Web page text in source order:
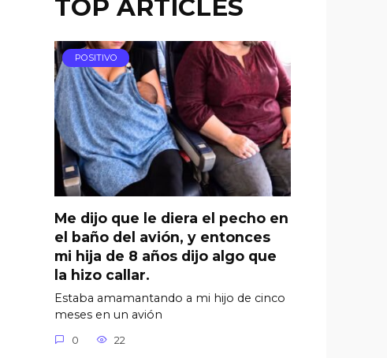
TOP ARTICLES
POSITIVO
Me dijo que le diera el pecho en
el baño del avión, y entonces
mi hija de 8 años dijo algo que
la hizo callar.
Estaba amamantando a mi hijo de cinco
meses en un avión
0 22